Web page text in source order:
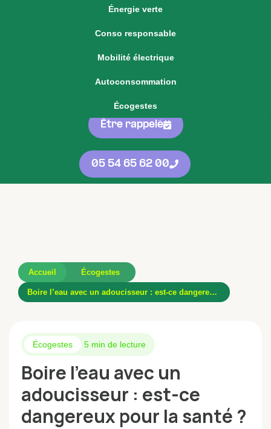
Énergie verte
Conso responsable
Mobilité électrique
Autoconsommation
Écogestes
Voir notre offre d'énergie fixe
05 54 65 62 00
Être rappelé
05 54 65 62 00
Accueil Écogestes
Boire l’eau avec un adoucisseur : est-ce dangereux pour la santé ?
Écogestes 5 min de lecture
Boire l’eau avec un
adoucisseur : est-ce
dangereux pour la santé ?